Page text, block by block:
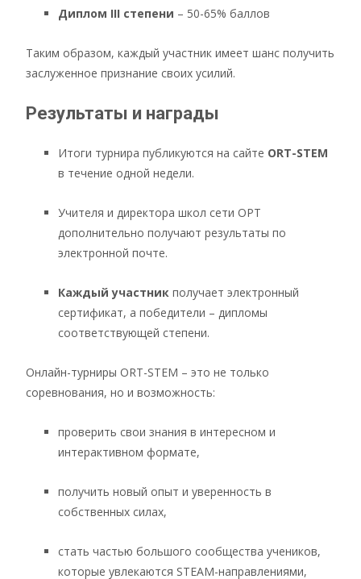
Диплом III степени – 50-65% баллов
Таким образом, каждый участник имеет шанс получить
заслуженное признание своих усилий.
Результаты и награды
Итоги турнира публикуются на сайте ORT-STEM
в течение одной недели.
Учителя и директора школ сети ОРТ
дополнительно получают результаты по
электронной почте.
Каждый участник получает электронный
сертификат, а победители – дипломы
соответствующей степени.
Онлайн-турниры ORT-STEM – это не только
соревнования, но и возможность:
проверить свои знания в интересном и
интерактивном формате,
получить новый опыт и уверенность в
собственных силах,
стать частью большого сообщества учеников,
которые увлекаются STEAM-направлениями,